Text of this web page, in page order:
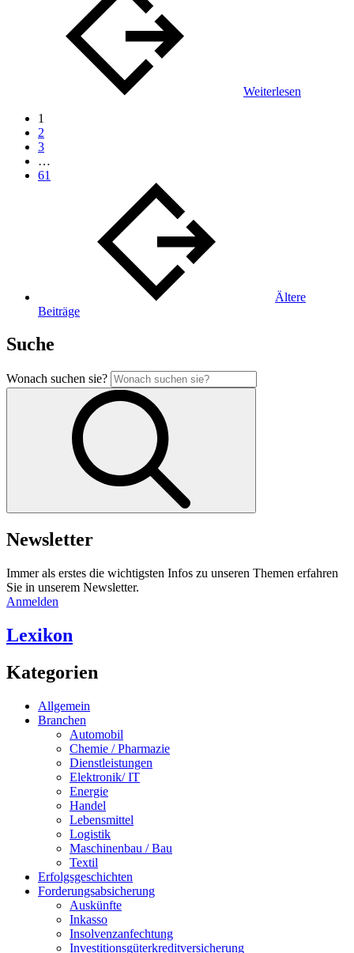
Weiterlesen
1
2
3
…
61
Ältere
Beiträge
Suche
Wonach suchen sie?
Newsletter
Immer als erstes die wichtigsten Infos zu unseren Themen erfahren
Sie in unserem Newsletter.
Anmelden
Lexikon
Kategorien
Allgemein
Branchen
Automobil
Chemie / Pharmazie
Dienstleistungen
Elektronik/ IT
Energie
Handel
Lebensmittel
Logistik
Maschinenbau / Bau
Textil
Erfolgsgeschichten
Forderungsabsicherung
Auskünfte
Inkasso
Insolvenzanfechtung
Investitionsgüterkreditversicherung